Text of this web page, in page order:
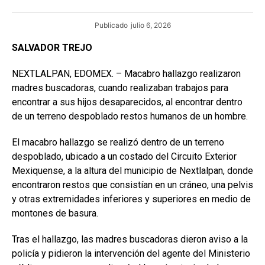
Publicado julio 6, 2026
SALVADOR TREJO
NEXTLALPAN, EDOMEX. – Macabro hallazgo realizaron
madres buscadoras, cuando realizaban trabajos para
encontrar a sus hijos desaparecidos, al encontrar dentro
de un terreno despoblado restos humanos de un hombre.
El macabro hallazgo se realizó dentro de un terreno
despoblado, ubicado a un costado del Circuito Exterior
Mexiquense, a la altura del municipio de Nextlalpan, donde
encontraron restos que consistían en un cráneo, una pelvis
y otras extremidades inferiores y superiores en medio de
montones de basura.
Tras el hallazgo, las madres buscadoras dieron aviso a la
policía y pidieron la intervención del agente del Ministerio